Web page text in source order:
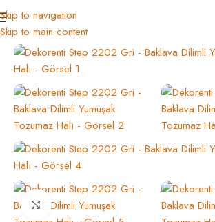
Skip to navigation
Skip to main content
Ana Sayfa /Tüm Ürünler
Click to enlarge